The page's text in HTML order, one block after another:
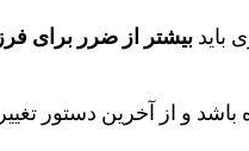
بایدبیشتر از ضرر برای
و از آخرین دستور